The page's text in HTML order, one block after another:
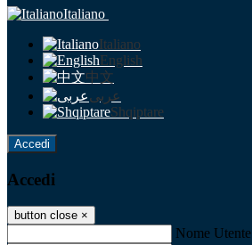
Italiano
Italiano
English
中文
عربى
Shqiptare
Accedi
Accedi
button close ×
Nome Utente